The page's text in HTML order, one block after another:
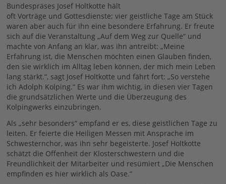
Bundespräses Josef Holtkotte hält
oft Vorträge und Gottesdienste; vier geistliche Tage am Stück
waren aber auch für ihn eine besondere Erfahrung. Er freute
sich auf die Veranstaltung „Auf dem Weg zur Quelle“ und
machte von Anfang an klar, was ihn antreibt: „Meine
Erfahrung ist, die Menschen möchten einen Glauben finden,
den sie wirklich im Alltag leben können, der mich mein Leben
lang stärkt.“, sagt Josef Holtkotte und fährt fort: „So verstehe
ich Adolph Kolping.“ Es war ihm wichtig, in diesen vier Tagen
die grundsätzlichen Werte und die Überzeugung des
Kolpingwerks einzubringen.
Als „sehr besonders“ empfand er es, diese geistlichen Tage zu
leiten. Er feierte die Heiligen Messen mit Ansprache im
Schwesternchor, was ihn sehr begeisterte. Josef Holtkotte
schätzt die Offenheit der Klosterschwestern und die
Freundlichkeit der Mitarbeiter und resümiert „Die Menschen
empfinden es hier wirklich als Oase.“